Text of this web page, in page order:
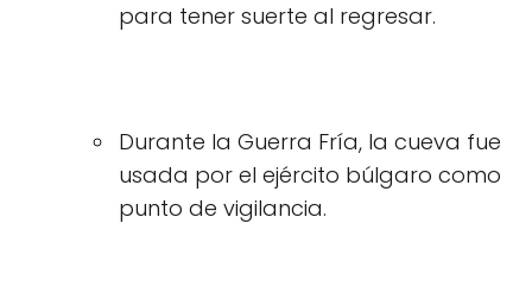
para tener suerte al regresar.
Durante la Guerra Fría, la cueva fue
usada por el ejército búlgaro como
punto de vigilancia.